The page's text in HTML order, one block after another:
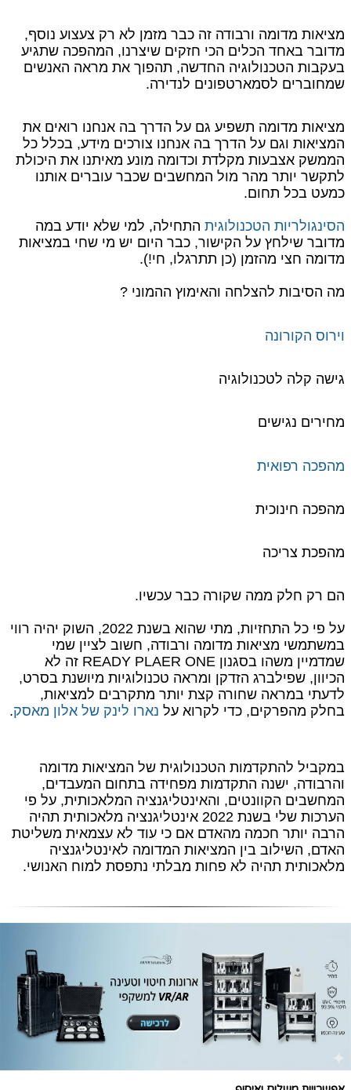
מציאות מדומה ורבודה זה כבר מזמן לא רק צעצוע נוסף,
מדובר באחד הכלים הכי חזקים שיצרנו, המהפכה שתגיע
בעקבות הטכנולוגיה החדשה, תהפוך את מראה האנשים
שמחוברים לסמארטפונים לנדירה.
מציאות מדומה תשפיע גם על הדרך בה אנחנו רואים את
המציאות וגם על הדרך בה אנחנו צורכים מידע, בכלל כל
הממשק אצבעות מקלדת וכדומה מונע מאיתנו את היכולת
לתקשר יותר מהר מול המחשבים שכבר עוברים אותנו
כמעט בכל תחום.
הסינגולריות הטכנולוגית התחילה, למי שלא יודע במה
מדובר שילחץ על הקישור, כבר היום יש מי שחי במציאות
מדומה חצי מהזמן (כן תתרגלו, חי!).
מה הסיבות להצלחה והאימוץ ההמוני ?
וירוס הקורונה
גישה קלה לטכנולוגיה
מחירים נגישים
מהפכה רפואית
מהפכה חינוכית
מהפכת צריכה
הם רק חלק ממה שקורה כבר עכשיו.
על פי כל התחזיות, מתי שהוא בשנת 2022, השוק יהיה רווי
במשתמשי מציאות מדומה ורבודה, חשוב לציין שמי
שמדמיין משהו בסגנון READY PLAER ONE זה לא
הכיוון, שפילברג הזדקן ומראה טכנולוגיות מיושנת בסרט,
לדעתי במראה שחורה קצת יותר מתקרבים למציאות,
בחלק מהפרקים, כדי לקרוא על נארו לינק של אלון מאסק.
במקביל להתקדמות הטכנולוגית של המציאות מדומה
והרבודה, ישנה התקדמות מפחידה בתחום המעבדים,
המחשבים הקוונטים, והאינטליגנציה המלאכותית, על פי
הערכות שלי בשנת 2022 אינטליגנציה מלאכותית תהיה
הרבה יותר חכמה מהאדם אם כי עוד לא עצמאית משליטת
האדם, השילוב בין המציאות המדומה לאינטליגנציה
מלאכותית תהיה לא פחות מבלתי נתפסת למוח האנושי.